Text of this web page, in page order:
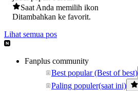
Saat Anda memilih ikon
Ditambahkan ke favorit.
Lihat semua pos
Fanplus community
Best popular (Best of best)
Paling populer(saat ini)